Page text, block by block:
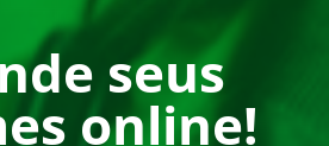
seus
online!